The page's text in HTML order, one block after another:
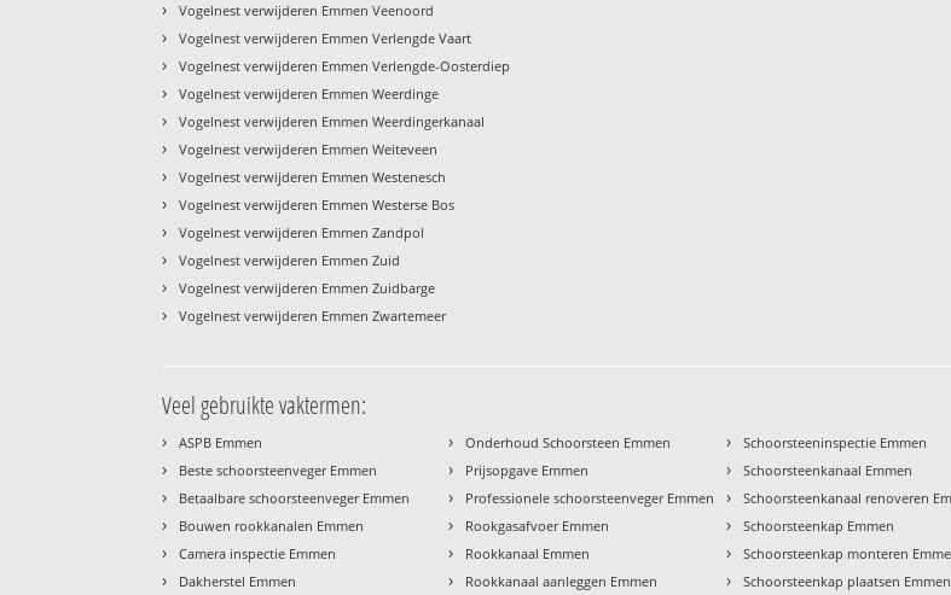
› Vogelnest verwijderen Emmen Veenoord
› Vogelnest verwijderen Emmen Verlengde Vaart
› Vogelnest verwijderen Emmen Verlengde-Oosterdiep
› Vogelnest verwijderen Emmen Weerdinge
› Vogelnest verwijderen Emmen Weerdingerkanaal
› Vogelnest verwijderen Emmen Weiteveen
› Vogelnest verwijderen Emmen Westenesch
› Vogelnest verwijderen Emmen Westerse Bos
› Vogelnest verwijderen Emmen Zandpol
› Vogelnest verwijderen Emmen Zuid
› Vogelnest verwijderen Emmen Zuidbarge
› Vogelnest verwijderen Emmen Zwartemeer
Veel gebruikte vaktermen:
› ASPB Emmen
› Beste schoorsteenveger Emmen
› Betaalbare schoorsteenveger Emmen
› Bouwen rookkanalen Emmen
› Camera inspectie Emmen
› Dakherstel Emmen
› Onderhoud Schoorsteen Emmen
› Prijsopgave Emmen
› Professionele schoorsteenveger Emmen
› Rookgasafvoer Emmen
› Rookkanaal Emmen
› Rookkanaal aanleggen Emmen
› Schoorsteeninspectie Emmen
› Schoorsteenkanaal Emmen
› Schoorsteenkanaal renoveren
› Schoorsteenkap Emmen
› Schoorsteenkap monteren
› Schoorsteenkap plaatsen Emmen